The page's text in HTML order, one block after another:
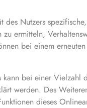
Nutzers
ermitteln,
bei einem
bei einer
werden. Des
dieses